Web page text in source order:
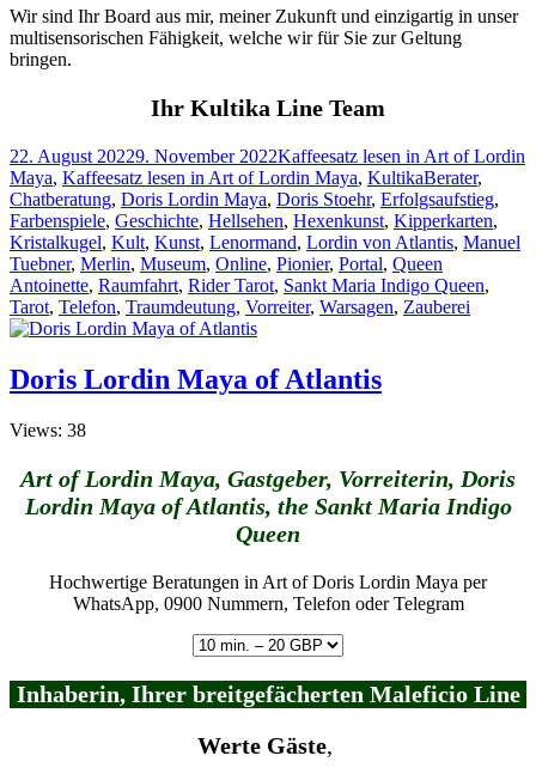
Wir sind Ihr Board aus mir, meiner Zukunft und einzigartig in unser
multisensorischen Fähigkeit, welche wir für Sie zur Geltung
bringen.
Ihr Kultika Line Team
Veröffentlicht
am
22. August 20229. November 2022Kategorien
Kaffeesatz lesen in Art of Lordin
Maya, Kaffeesatz lesen in Art of Lordin Maya, KultikaSchlagwörter
Berater,
Chatberatung, Doris Lordin Maya, Doris Stoehr, Erfolgsaufstieg,
Farbenspiele, Geschichte, Hellsehen, Hexenkunst, Kipperkarten,
Kristalkugel, Kult, Kunst, Lenormand, Lordin von Atlantis, Manuel
Tuebner, Merlin, Museum, Online, Pionier, Portal, Queen
Antoinette, Raumfahrt, Rider Tarot, Sankt Maria Indigo Queen,
Tarot, Telefon, Traumdeutung, Vorreiter, Warsagen, Zauberei
Doris Lordin Maya of Atlantis
Views: 38
Art of Lordin Maya, Gastgeber, Vorreiterin, Doris
Lordin Maya of Atlantis, the Sankt Maria Indigo
Queen
Hochwertige Beratungen in Art of Doris Lordin Maya per
WhatsApp, 0900 Nummern, Telefon oder Telegram
Inhaberin, Ihrer breitgefächerten Maleficio Line
Werte Gäste,